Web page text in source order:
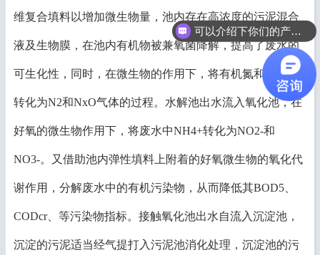
维复合填料以增加微生物量，池内存在高浓度的污泥混合
液及生物膜，在池内有机物被兼氧菌降解，提高了废水的
可生化性，同时，在微生物的作用下，将有机氮和氨态氮
转化为N2和NxO气体的过程。水解池出水流入氧化池，在
好氧的微生物作用下，将废水中NH4+转化为NO2-和
NO3-。又借助池内弹性填料上附着的好氧微生物的氧化代
谢作用，分解废水中的有机污染物，从而降低其BOD5、
CODcr、等污染物指标。接触氧化池出水自流入沉淀池，
沉淀的污泥适当经气提打入污泥池消化处理，沉淀池的污
可以介绍下你们的产品么？